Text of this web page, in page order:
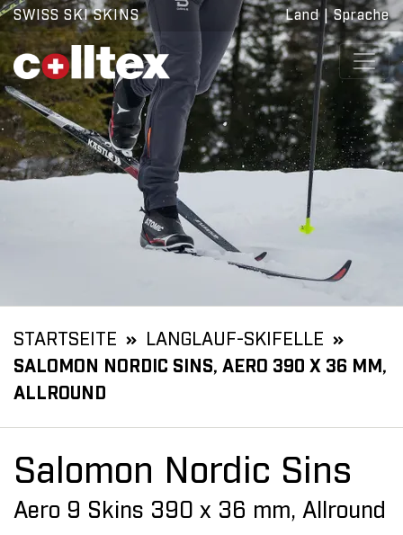
SWISS SKI SKINS Land|Sprache
STARTSEITE
LANGLAUF-SKIFELLE
SALOMON NORDIC SINS, AERO 390 X 36 MM,
ALLROUND
Salomon Nordic Sins
Aero 9 Skins 390 x 36 mm, Allround